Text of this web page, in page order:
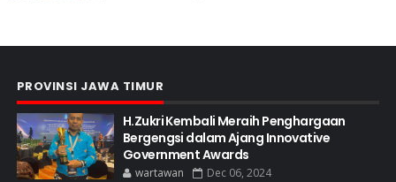
PROVINSI JAWA TIMUR
H.Zukri Kembali Meraih Penghargaan
Bergengsi dalam Ajang Innovative
Government Awards
wartawan Dec 06, 2024